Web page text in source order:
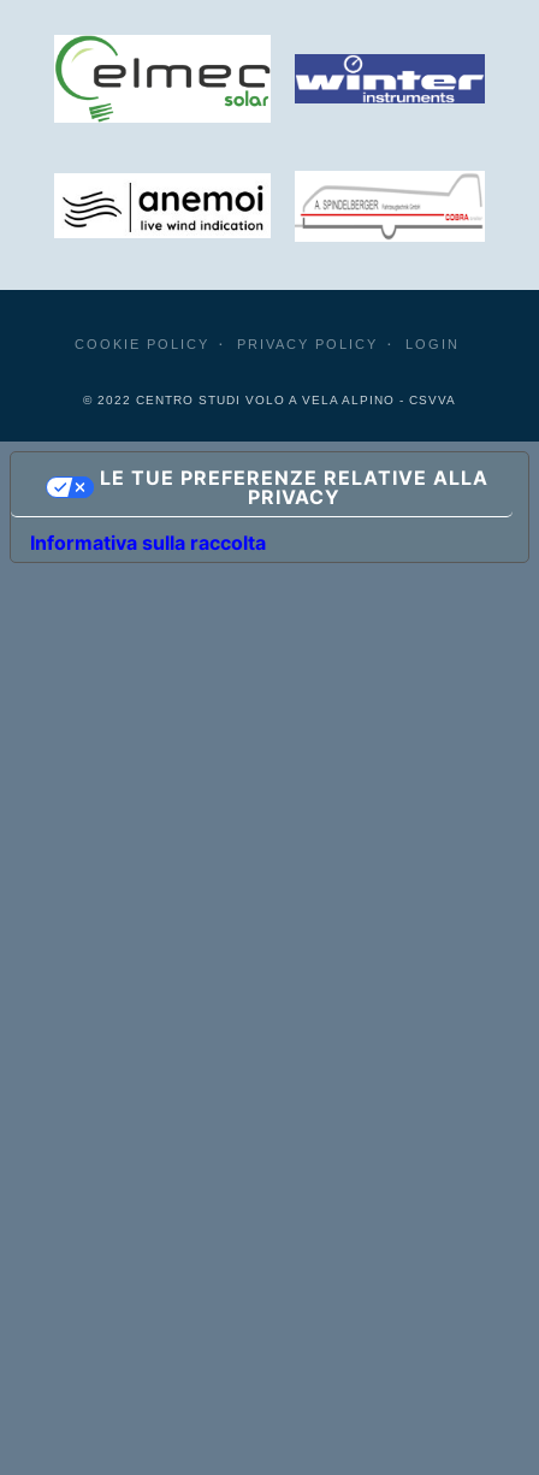
COOKIE POLICY PRIVACY POLICY LOGIN
© 2022 CENTRO STUDI VOLO A VELA ALPINO - CSVVA
Informativa sulla raccolta
LE TUE PREFERENZE RELATIVE ALLA
PRIVACY